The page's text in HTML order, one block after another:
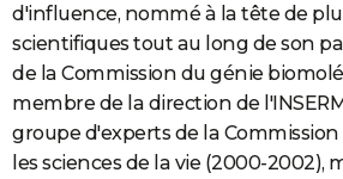
d'influence, nommé à la tête de
scientifiques tout au long de son
de la Commission du génie
membre de la direction de
groupe d'experts de la
les sciences de la vie (2000-2002),